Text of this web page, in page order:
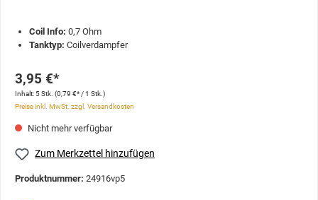
Coil Info: 0,7 Ohm
Tanktyp: Coilverdampfer
3,95 €*
Inhalt:5 Stk. (0,79 €* / 1 Stk.)
Preise inkl. MwSt. zzgl. Versandkosten
Nicht mehr verfügbar
Zum Merkzettel hinzufügen
Produktnummer: 24916vp5